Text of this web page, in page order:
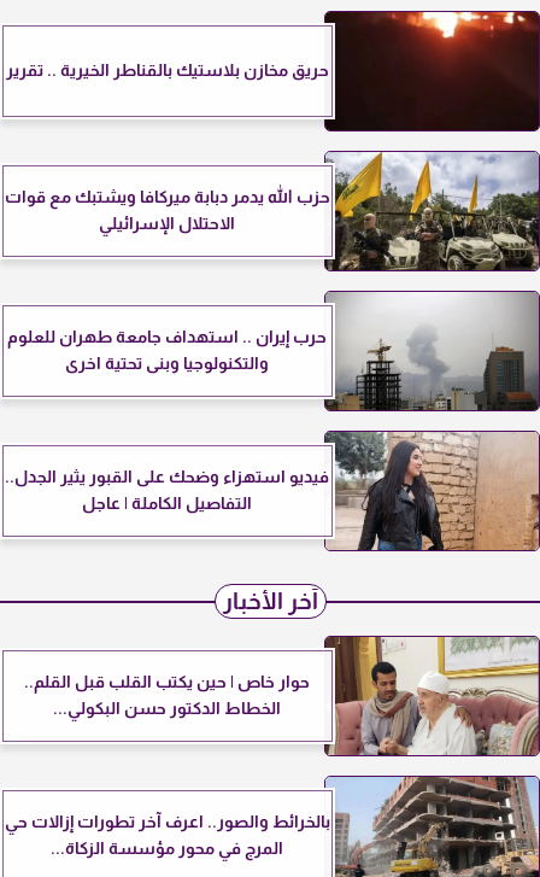
حريق مخازن بلاستيك بالقناطر الخيرية .. تقرير
حزب الله يدمر دبابة ميركافا ويشتبك مع قوات
الاحتلال الإسرائيلي
حرب إيران .. استهداف جامعة طهران للعلوم
والتكنولوجيا وبنى تحتية اخرى
فيديو استهزاء وضحك على القبور يثير الجدل..
التفاصيل الكاملة | عاجل
آخر الأخبار
حوار خاص | حين يكتب القلب قبل القلم..
الخطاط الدكتور حسن البكولي...
بالخرائط والصور.. اعرف آخر تطورات إزالات حي
المرج في محور مؤسسة الزكاة...